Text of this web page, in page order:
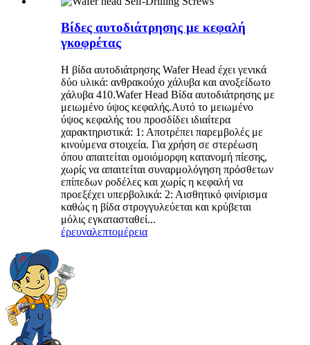
Βίδες αυτοδιάτρησης με κεφαλή
γκοφρέτας
Η βίδα αυτοδιάτρησης Wafer Head έχει γενικά
δύο υλικά: ανθρακούχο χάλυβα και ανοξείδωτο
χάλυβα 410.Wafer Head Βίδα αυτοδιάτρησης με
μειωμένο ύψος κεφαλής.Αυτό το μειωμένο
ύψος κεφαλής του προσδίδει ιδιαίτερα
χαρακτηριστικά: 1: Αποτρέπει παρεμβολές με
κινούμενα στοιχεία. Για χρήση σε στερέωση
όπου απαιτείται ομοιόμορφη κατανομή πίεσης,
χωρίς να απαιτείται συναρμολόγηση πρόσθετων
επίπεδων ροδέλες και χωρίς η κεφαλή να
προεξέχει υπερβολικά: 2: Αισθητικό φινίρισμα
καθώς η βίδα στρογγυλεύεται και κρύβεται
μόλις εγκατασταθεί...
έρευναλεπτομέρεια